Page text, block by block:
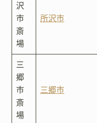
沢
市
斎
場
所沢市
三
郷
市
斎
場
三郷市